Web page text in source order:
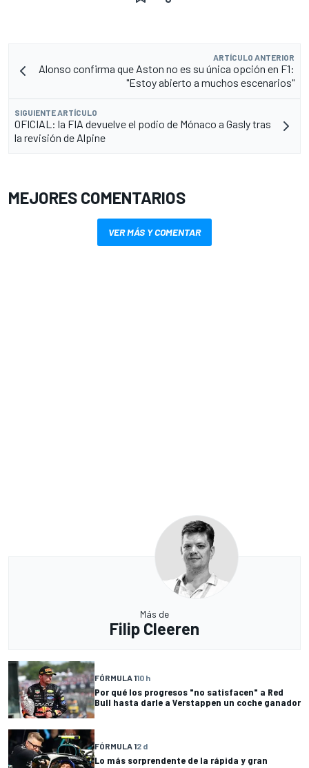
ARTÍCULO ANTERIOR
Alonso confirma que Aston no es su única opción en F1:
"Estoy abierto a muchos escenarios"
SIGUIENTE ARTÍCULO
OFICIAL: la FIA devuelve el podio de Mónaco a Gasly tras
la revisión de Alpine
MEJORES COMENTARIOS
VER MÁS Y COMENTAR
Más de
Filip Cleeren
FÓRMULA 110 h
Por qué los progresos "no satisfacen" a Red
Bull hasta darle a Verstappen un coche ganador
FÓRMULA 12 d
Lo más sorprendente de la rápida y gran